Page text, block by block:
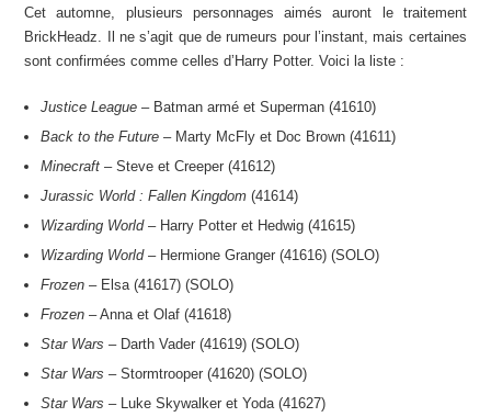
Cet automne, plusieurs personnages aimés auront le traitement
BrickHeadz. Il ne s’agit que de rumeurs pour l’instant, mais certaines
sont confirmées comme celles d’Harry Potter. Voici la liste :
Justice League – Batman armé et Superman (41610)
Back to the Future – Marty McFly et Doc Brown (41611)
Minecraft – Steve et Creeper (41612)
Jurassic World : Fallen Kingdom (41614)
Wizarding World– Harry Potter et Hedwig (41615)
Wizarding World– Hermione Granger (41616) (SOLO)
Frozen – Elsa (41617) (SOLO)
Frozen – Anna et Olaf (41618)
Star Wars – Darth Vader (41619) (SOLO)
Star Wars – Stormtrooper (41620) (SOLO)
Star Wars – Luke Skywalker et Yoda (41627)